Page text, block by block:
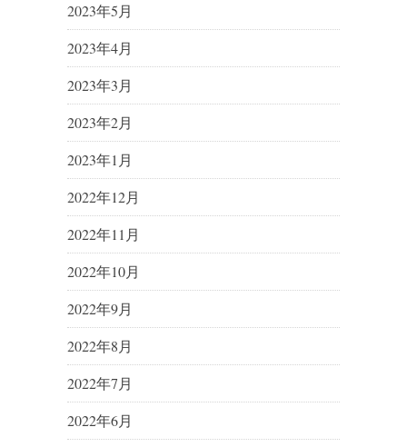
2023年5月
2023年4月
2023年3月
2023年2月
2023年1月
2022年12月
2022年11月
2022年10月
2022年9月
2022年8月
2022年7月
2022年6月